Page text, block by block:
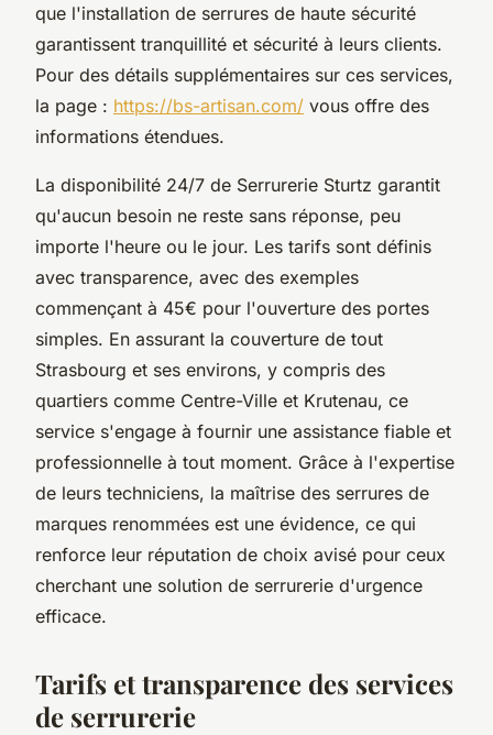
que l'installation de serrures de haute sécurité
garantissent tranquillité et sécurité à leurs clients.
Pour des détails supplémentaires sur ces services,
la page : https://bs-artisan.com/ vous offre des
informations étendues.
La disponibilité 24/7 de Serrurerie Sturtz garantit
qu'aucun besoin ne reste sans réponse, peu
importe l'heure ou le jour. Les tarifs sont définis
avec transparence, avec des exemples
commençant à 45€ pour l'ouverture des portes
simples. En assurant la couverture de tout
Strasbourg et ses environs, y compris des
quartiers comme Centre-Ville et Krutenau, ce
service s'engage à fournir une assistance fiable et
professionnelle à tout moment. Grâce à l'expertise
de leurs techniciens, la maîtrise des serrures de
marques renommées est une évidence, ce qui
renforce leur réputation de choix avisé pour ceux
cherchant une solution de serrurerie d'urgence
efficace.
Tarifs et transparence des services
de serrurerie